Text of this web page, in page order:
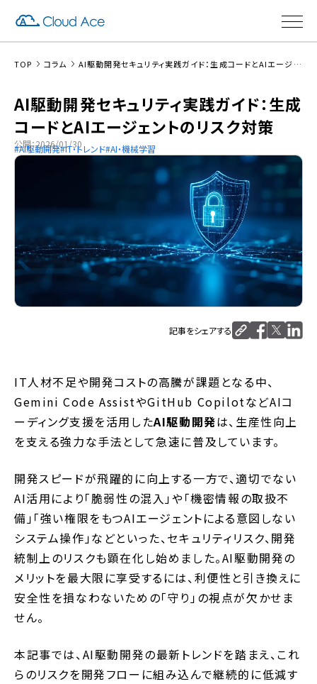
TOP コラム AI駆動開発セキュリティ実践ガイド：生成コードとAIエージェントのリスク対策
AI駆動開発セキュリティ実践ガイド：生成
コードとAIエージェントのリスク対策
公開：2026/01/30
AI駆動開発 IT・トレンド AI・機械学習
記事をシェアする
IT人材不足や開発コストの高騰が課題となる中、
Gemini Code AssistやGitHub CopilotなどAIコ
ーディング支援を活用したAI駆動開発は、生産性向上
を支える強力な手法として急速に普及しています。
開発スピードが飛躍的に向上する一方で、適切でない
AI活用により「脆弱性の混入」や「機密情報の取扱不
備」「強い権限をもつAIエージェントによる意図しない
システム操作」などといった、セキュリティリスク、開発
統制上のリスクも顕在化し始めました。AI駆動開発の
メリットを最大限に享受するには、利便性と引き換えに
安全性を損なわないための「守り」の視点が欠かせま
せん。
本記事では、AI駆動開発の最新トレンドを踏まえ、これ
らのリスクを開発フローに組み込んで継続的に低減す